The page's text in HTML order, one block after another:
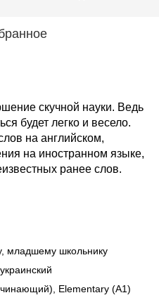
скучной науки. Ведь
будет легко и весело.
на английском,
на иностранном языке,
ранее слов.
младшему школьнику
Elementary (A1)